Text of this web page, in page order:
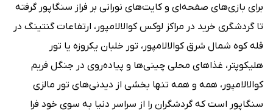
برای بازی‌های صفحه‌ای و کایت‌های نورانی بر فراز سنگاپور گرفته
تا گردشگری خرید در مراکز لوکس کوالالامپور، ارتفاعات گنتینگ در
قله کوه شمال شرق کوالالامپور، تور خلبان یکروزه یا تور
هلیکوپتر، غذاهای محلی چینی‌ها و پیاده‌روی در جنگل فریم
کوالالامپور، همه و همه تنها بخشی از دیدنی‌های تور مالزی
سنگاپور است که گردشگران را از سراسر دنیا به سوی خود فرا